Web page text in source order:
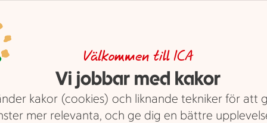
Veckans grönt!
Röda kärnfria druvor i ask. ICA.
Italien/Spanien. 500 g.Jmfpris
Ord.pris 44:69 kr.
Logga in för
dina
erbjudanden
Välkommen till ICA
Vi jobbar med kakor
kakor (cookies) och liknande tekniker för att
mer relevanta, och ge dig en bättre